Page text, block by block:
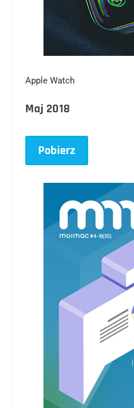
Apple Watch
Maj 2018
Pobierz